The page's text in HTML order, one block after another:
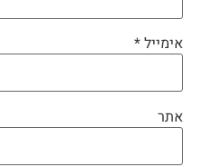
אימייל*
אתר